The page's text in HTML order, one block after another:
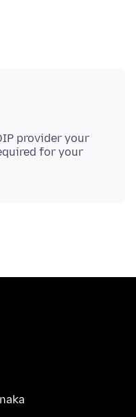
provider your
for your